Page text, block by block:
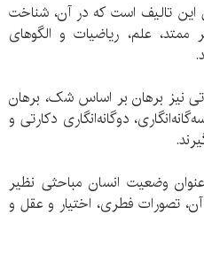
این تالیف است که در آن،‌ شناخت
علم، ‌ریاضیات و الگوهای
نیز برهان بر اساس شک،‌ برهان
دوگانه‌انگاری دکارتی و
وضعیت انسان مباحثی نظیر
‌تصورات فطری، ‌اختیار و عقل و